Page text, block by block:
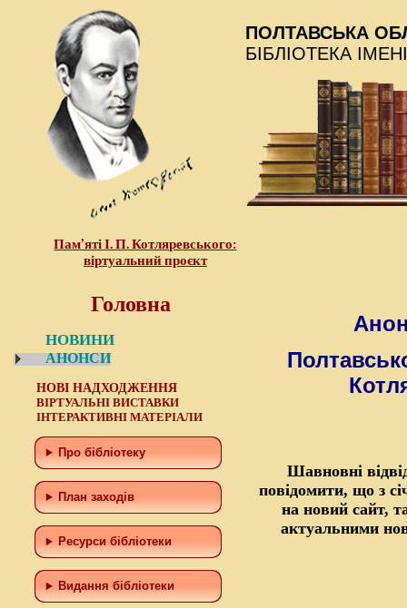
Пам’яті І. П. Котляревського:
віртуальний проєкт
ПОЛТАВСЬКА
БІБЛІОТЕКА
Головна
НОВИНИ
АНОНСИ
НОВІ НАДХОДЖЕННЯ
ВІРТУАЛЬНІ ВИСТАВКИ
ІНТЕРАКТИВНІ МАТЕРІАЛИ
Про бібліотеку
План заходів
Ресурси бібліотеки
Видання бібліотеки
Шавновні
повідомити, що з
на новий сайт,
актуальними